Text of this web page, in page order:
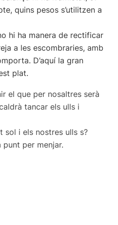
quins pesos s’utilitzen a
hi ha manera de rectificar
a les escombraries, amb
D’aquí la gran
plat.
el que per nosaltres serà
tancar els ulls i
sol i els nostres ulls s?
per menjar.